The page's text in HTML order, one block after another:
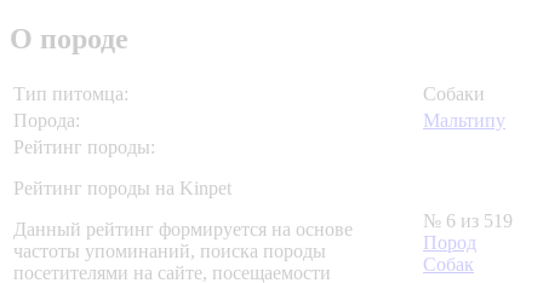
О породе
Тип питомца:
Собаки
Порода:
Мальтипу
Рейтинг породы:
Рейтинг породы на Kinpet
Данный рейтинг формируется на основе
частоты упоминаний, поиска породы
посетителями на сайте, посещаемости
№ 6 из 519
Пород
Собак